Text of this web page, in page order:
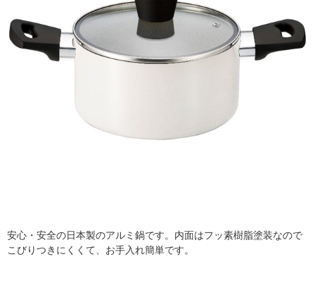
安心・安全の日本製のアルミ鍋です。内面はフッ素樹脂塗装なので
こびりつきにくくて、お手入れ簡単です。